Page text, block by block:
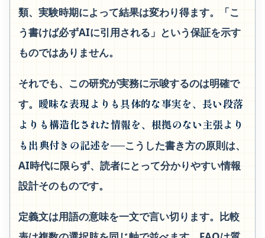
類、実験時期によって結果は変わり得ます。「こ
う書けば必ずAIに引用される」という保証を示す
ものではありません。
それでも、この研究が実務に示唆するのは明確で
す。 曖昧な表現よりも具体的な事実を、長い段落
よりも構造化された情報を、根拠のない主張より
も出典付きの記述を──こうした書き方の原則は、
AI時代に限らず、読者にとって分かりやすい情報
設計そのものです。
定義文は用語の意味を一文で言い切ります。比較